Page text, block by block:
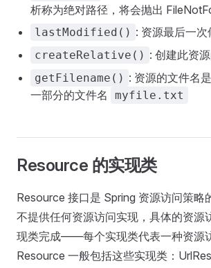
析称为绝对路径，将会抛出
lastModified() : 资源最后一
createRelative() : 创建此资
getFilename() : 资源的文件名
一部分的文件名
myfile.txt
Resource 的实现类
Resource 接口是 Spring 资源访问策略
不提供任何资源访问实现，具体的资源
现类完成——每个实现类代表一种资源
Resource 一般包括这些实现类：